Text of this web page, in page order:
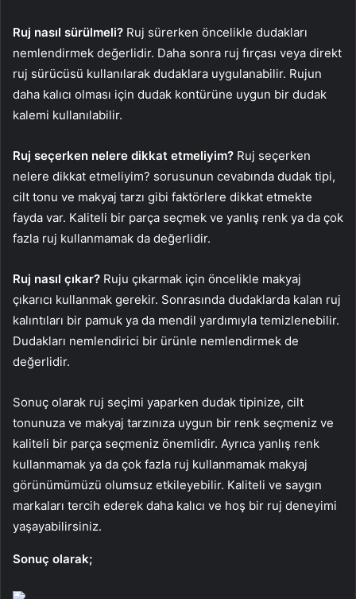
Ruj nasıl sürülmeli? Ruj sürerken öncelikle dudakları
nemlendirmek değerlidir. Daha sonra ruj fırçası veya direkt
ruj sürücüsü kullanılarak dudaklara uygulanabilir. Rujun
daha kalıcı olması için dudak kontürüne uygun bir dudak
kalemi kullanılabilir.
Ruj seçerken nelere dikkat etmeliyim? Ruj seçerken
nelere dikkat etmeliyim? sorusunun cevabında dudak tipi,
cilt tonu ve makyaj tarzı gibi faktörlere dikkat etmekte
fayda var. Kaliteli bir parça seçmek ve yanlış renk ya da çok
fazla ruj kullanmamak da değerlidir.
Ruj nasıl çıkar? Ruju çıkarmak için öncelikle makyaj
çıkarıcı kullanmak gerekir. Sonrasında dudaklarda kalan ruj
kalıntıları bir pamuk ya da mendil yardımıyla temizlenebilir.
Dudakları nemlendirici bir ürünle nemlendirmek de
değerlidir.
Sonuç olarak ruj seçimi yaparken dudak tipinize, cilt
tonunuza ve makyaj tarzınıza uygun bir renk seçmeniz ve
kaliteli bir parça seçmeniz önemlidir. Ayrıca yanlış renk
kullanmamak ya da çok fazla ruj kullanmamak makyaj
görünümümüzü olumsuz etkileyebilir. Kaliteli ve saygın
markaları tercih ederek daha kalıcı ve hoş bir ruj deneyimi
yaşayabilirsiniz.
Sonuç olarak;